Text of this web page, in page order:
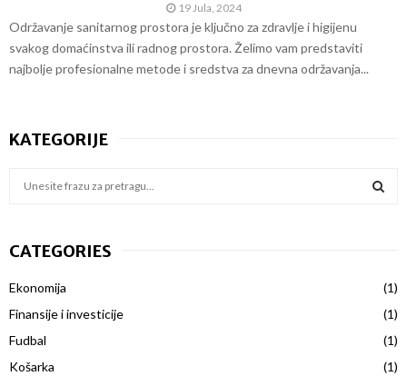
19 Jula, 2024
Održavanje sanitarnog prostora je ključno za zdravlje i higijenu
svakog domaćinstva ili radnog prostora. Želimo vam predstaviti
najbolje profesionalne metode i sredstva za dnevna održavanja...
KATEGORIJE
c
f
o
:
CATEGORIES
Ekonomija
(1)
Finansije i investicije
(1)
Fudbal
(1)
Košarka
(1)